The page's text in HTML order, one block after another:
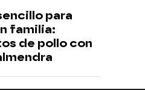
para
familia:
de pollo con